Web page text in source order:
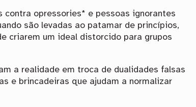
contra opressories* e pessoas ignorantes
são levadas ao patamar de princípios,
criarem um ideal distorcido para grupos
a realidade em troca de dualidades falsas
e brincadeiras que ajudam a normalizar